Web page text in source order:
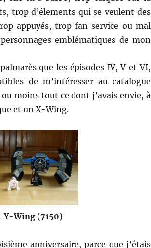
trop d’élements qui se veulent des
appuyés, trop fan service ou mal
emblématiques de mon
que les épisodes IV, V et VI,
de m’intéresser au catalogue
ou moins tout ce dont j’avais envie, à
et un X-Wing.
Y-Wing (7150)
anniversaire, parce que j’étais